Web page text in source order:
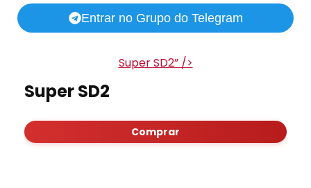
Entrar no Grupo do Telegram
Super SD2” />
Super SD2
Comprar